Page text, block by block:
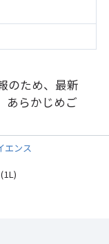
のため、最新
あらかじめご
エンス